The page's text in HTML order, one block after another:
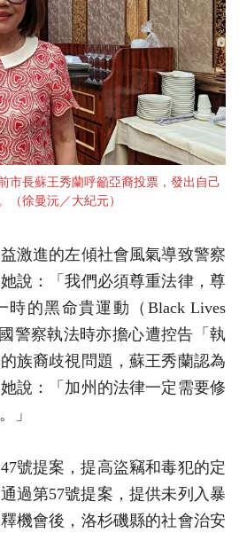
市長蘇王秀蘭呼籲亞裔投票，發出自己
（徐曼沅／大紀元）
激進的左傾社會風氣導致警察
說：「我們必須尊重法律，尊
時的黑命貴運動（Black Lives
警察執法時亦擔心遭控告「執
族裔歧視問題，蘇王秀蘭認為
說：「加州的法律一定需要修
」
號提案，提高盜竊和毒犯的定
過第57號提案，提供未列入暴
機會後，洛杉磯縣的社會治安